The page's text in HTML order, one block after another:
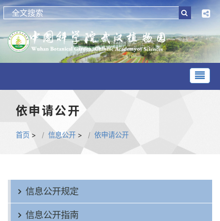
依申请公开
首页 > 信息公开 > 依申请公开
信息公开规定
信息公开指南